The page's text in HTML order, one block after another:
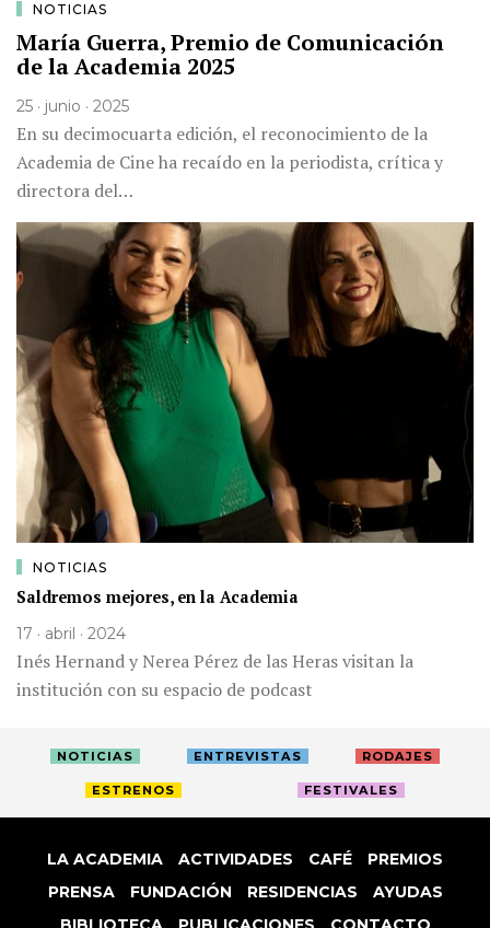
NOTICIAS
María Guerra, Premio de Comunicación
de la Academia 2025
25 · junio · 2025
En su decimocuarta edición, el reconocimiento de la
Academia de Cine ha recaído en la periodista, crítica y
directora del…
NOTICIAS
Saldremos mejores, en la Academia
17 · abril · 2024
Inés Hernand y Nerea Pérez de las Heras visitan la
institución con su espacio de podcast
NOTICIAS ENTREVISTAS RODAJES
ESTRENOS FESTIVALES
LA ACADEMIA ACTIVIDADES CAFÉ
PREMIOS
PRENSA
FUNDACIÓN RESIDENCIAS
AYUDAS